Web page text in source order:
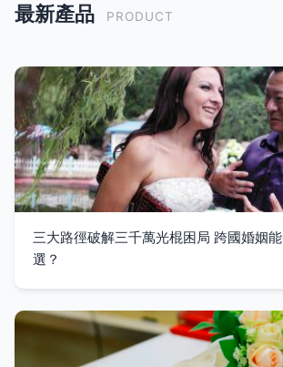
最新產品 PRODUCT
三大路徑破解三千萬光棍困局 跨國婚姻
選？